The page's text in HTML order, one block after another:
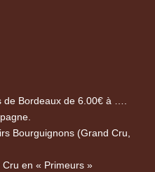
Bordeaux de 6.00€ à ….
Bourguignons (Grand Cru,
en « Primeurs »